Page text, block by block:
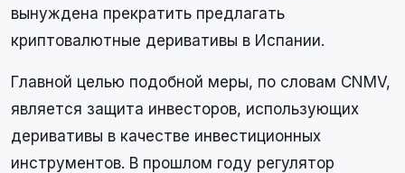
вынуждена прекратить предлагать
криптовалютные деривативы в Испании.
Главной целью подобной меры, по словам CNMV,
является защита инвесторов, использующих
деривативы в качестве инвестиционных
инструментов. В прошлом году регулятор